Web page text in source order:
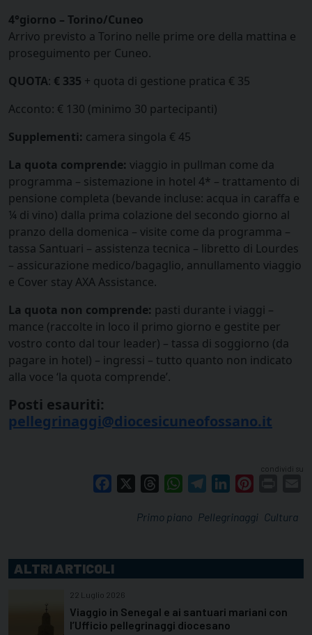
4°giorno – Torino/Cuneo
Arrivo previsto a Torino nelle prime ore della mattina e
proseguimento per Cuneo.
QUOTA: € 335 + quota di gestione pratica € 35
Acconto: € 130 (minimo 30 partecipanti)
Supplementi: camera singola € 45
La quota comprende: viaggio in pullman come da
programma – sistemazione in hotel 4* – trattamento di
pensione completa (bevande incluse: acqua in caraffa e
¼ di vino) dalla prima colazione del secondo giorno al
pranzo della domenica – visite come da programma –
tassa Santuari – assistenza tecnica – libretto di Lourdes
– assicurazione medico/bagaglio, annullamento viaggio
e Cover stay AXA Assistance.
La quota non comprende: pasti durante i viaggi –
mance (raccolte in loco il primo giorno e gestite per
vostro conto dal tour leader) – tassa di soggiorno (da
pagare in hotel) – ingressi – tutto quanto non indicato
alla voce ‘la quota comprende’.
Posti esauriti:
pellegrinaggi@diocesicuneofossano.it
condividi su
Facebook ThreadsWhatsAppTelegramLinkedIn
Cultura
Pellegrinaggi
Primo piano
ALTRI ARTICOLI
22 Luglio 2026
Viaggio in Senegal e ai santuari mariani con
l’Ufficio pellegrinaggi diocesano